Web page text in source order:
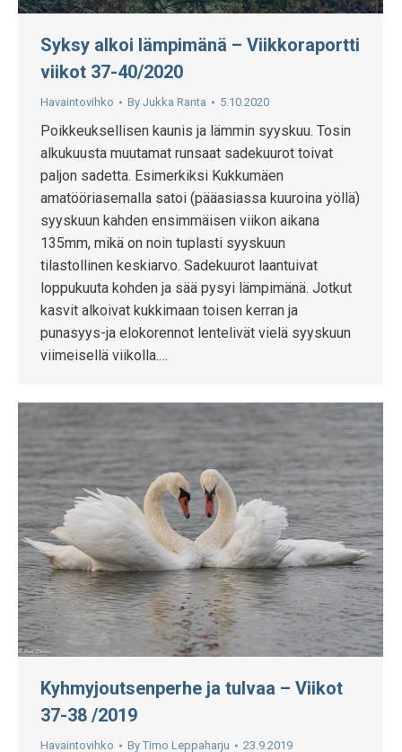
Syksy alkoi lämpimänä – Viikkoraportti
viikot 37-40/2020
Havaintovihko By Jukka Ranta 5.10.2020
Poikkeuksellisen kaunis ja lämmin syyskuu. Tosin
alkukuusta muutamat runsaat sadekuurot toivat
paljon sadetta. Esimerkiksi Kukkumäen
amatööriasemalla satoi (pääasiassa kuuroina yöllä)
syyskuun kahden ensimmäisen viikon aikana
135mm, mikä on noin tuplasti syyskuun
tilastollinen keskiarvo. Sadekuurot laantuivat
loppukuuta kohden ja sää pysyi lämpimänä. Jotkut
kasvit alkoivat kukkimaan toisen kerran ja
punasyys-ja elokorennot lentelivät vielä syyskuun
viimeisellä viikolla.…
Kyhmyjoutsenperhe ja tulvaa – Viikot
37-38 /2019
Havaintovihko By Timo Leppaharju 23.9.2019